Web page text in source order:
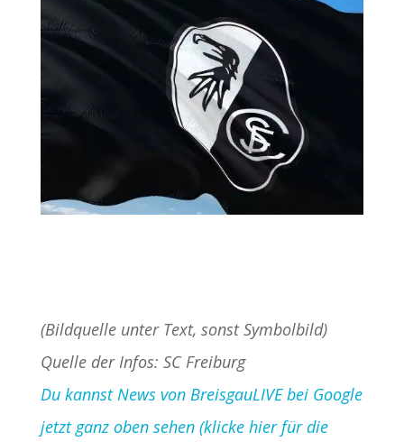
(Bildquelle unter Text, sonst Symbolbild)
Quelle der Infos: SC Freiburg
Du kannst News von BreisgauLIVE bei Google
jetzt ganz oben sehen (klicke hier für die